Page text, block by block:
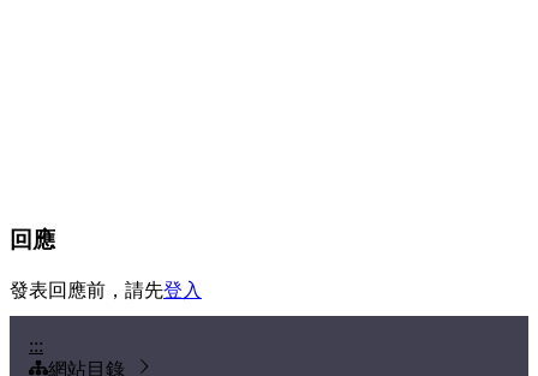
回應
發表回應前，請先登入
:::
網站目錄